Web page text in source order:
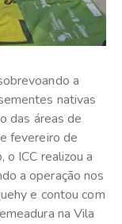
a
nativas
das áreas de
fevereiro de
ICC realizou a
a operação nos
e contou com
na Vila